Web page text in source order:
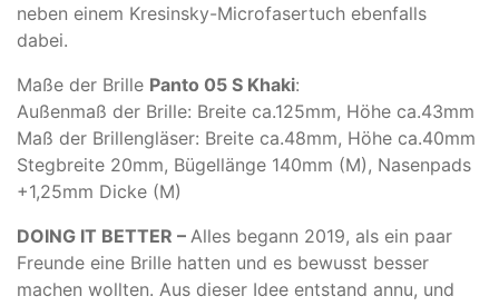
neben einem Kresinsky-Microfasertuch ebenfalls
dabei.
Maße der Brille Panto 05 S Khaki:
Außenmaß der Brille: Breite ca.125mm, Höhe ca.43mm
Maß der Brillengläser: Breite ca.48mm, Höhe ca.40mm
Stegbreite 20mm, Bügellänge 140mm (M), Nasenpads
+1,25mm Dicke (M)
DOING IT BETTER – Alles begann 2019, als ein paar
Freunde eine Brille hatten und es bewusst besser
machen wollten. Aus dieser Idee entstand annu, und